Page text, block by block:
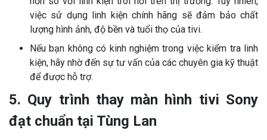
việc sử dụng linh kiện chính hãng sẽ đảm bảo chất
lượng hình ảnh, độ bền và tuổi thọ của tivi.
Nếu bạn không có kinh nghiệm trong việc kiểm tra linh
kiện, hãy nhờ đến sự tư vấn của các chuyên gia kỹ thuật
để được hỗ trợ.
5. Quy trình thay màn hình tivi Sony
đạt chuẩn tại Tùng Lan